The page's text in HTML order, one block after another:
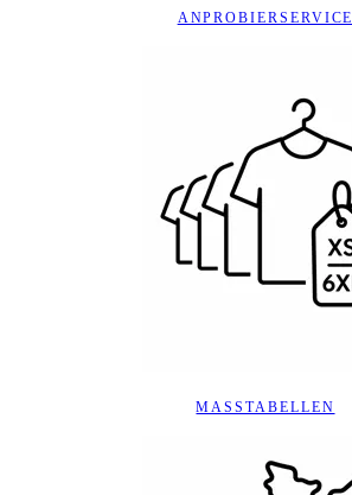
ANPROBIERSERVICE
MASSTABELLEN